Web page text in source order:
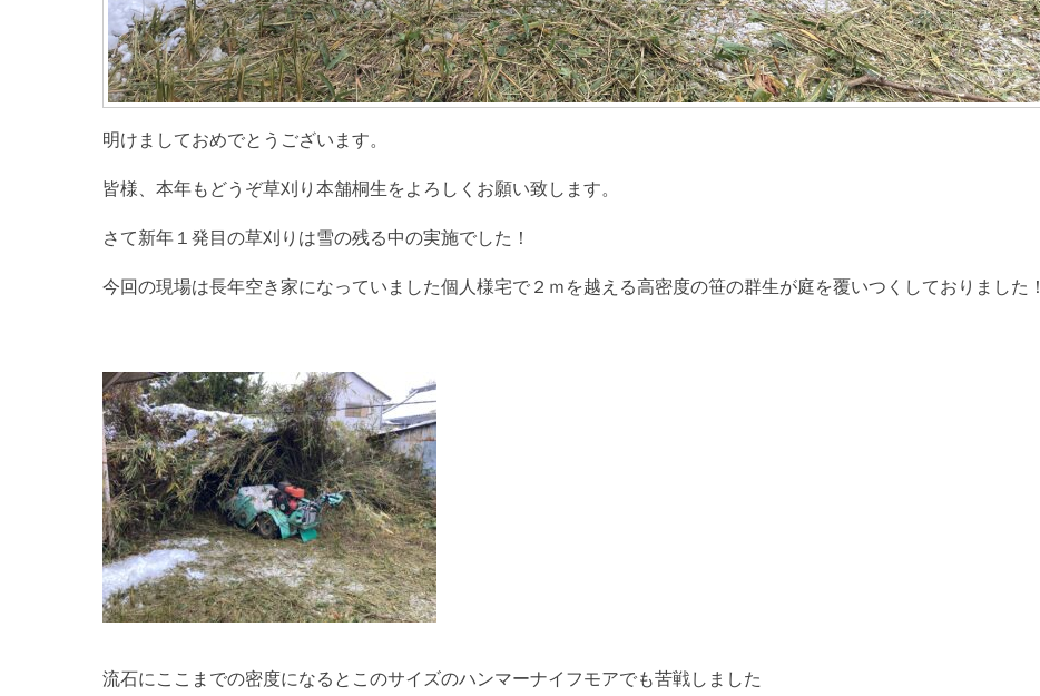
明けましておめでとうございます。
皆様、本年もどうぞ草刈り本舗桐生をよろしくお願い致します。
さて新年１発目の草刈りは雪の残る中の実施でした！
今回の現場は長年空き家になっていました個人様宅で２ｍを越える高密度の笹の群生が庭を覆いつくしておりました！
流石にここまでの密度になるとこのサイズのハンマーナイフモアでも苦戦しました